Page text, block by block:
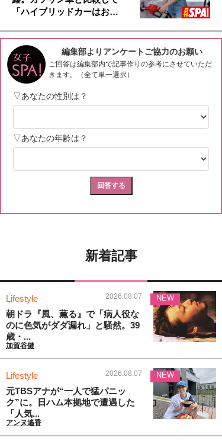
「ハイブリッドカーはお…
新着記事
Lifestyle 2026.08.07
朝ドラ『風、薫る』で「病人役な
のに色気がダダ漏れ」と騒然。39
歳・...
加賀谷健
NEW
Lifestyle 2026.08.07
元TBSアナが“一人で猛パニッ
ク”に。日ハム本拠地で遭遇した
「人気...
アンヌ遙香
NEW